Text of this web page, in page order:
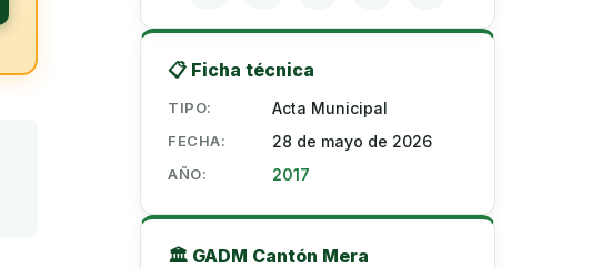
📋 Ficha técnica
TIPO: Acta Municipal
FECHA: 28 de mayo de 2026
AÑO: 2017
🏛️ GADM Cantón Mera